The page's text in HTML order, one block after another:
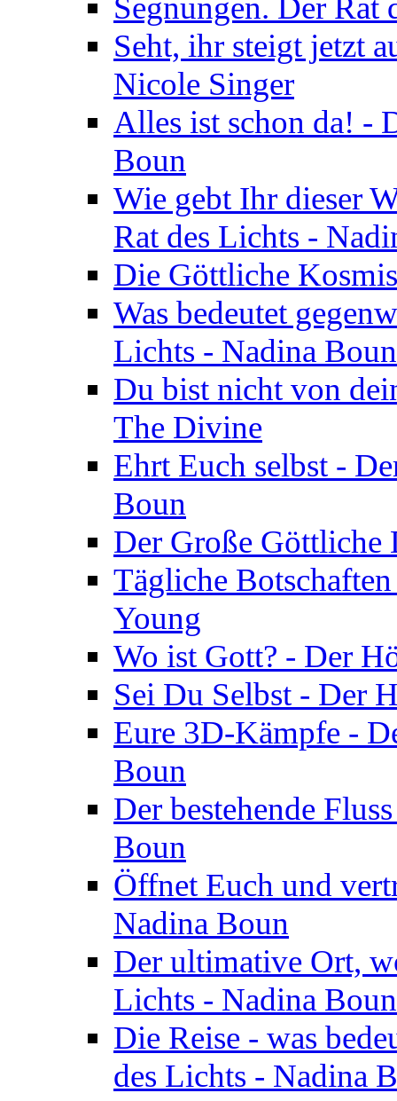
Seht, ihr steigt jetzt
Nicole Singer
Alles ist schon da! -
Boun
Wie gebt Ihr dieser
Rat des Lichts -
Die Göttliche
Was bedeutet
Lichts - Nadina Boun
Du bist nicht von
The Divine
Ehrt Euch selbst -
Boun
Der Große
Tägliche
Young
Wo ist Gott? - Der
Sei Du Selbst - Der
Eure 3D-Kämpfe -
Boun
Der bestehende
Boun
Öffnet Euch und
Nadina Boun
Der ultimative Ort,
Lichts - Nadina Boun
Die Reise - was
des Lichts - Nadina